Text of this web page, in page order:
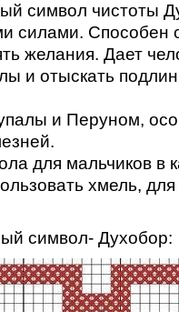
символ чистоты
силами. Способен
желания. Дает
и отыскать
и Перуном,
для мальчиков в
хмель,
символ- Духобор: